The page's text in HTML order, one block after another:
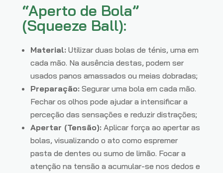
“Aperto de Bola”
(Squeeze Ball):
Material: Utilizar duas bolas de ténis, uma em
cada mão. Na ausência destas, podem ser
usados panos amassados ou meias dobradas;
Preparação: Segurar uma bola em cada mão.
Fechar os olhos pode ajudar a intensificar a
perceção das sensações e reduzir distrações;
Apertar (Tensão): Aplicar força ao apertar as
bolas, visualizando o ato como espremer
pasta de dentes ou sumo de limão. Focar a
atenção na tensão a acumular-se nos dedos e